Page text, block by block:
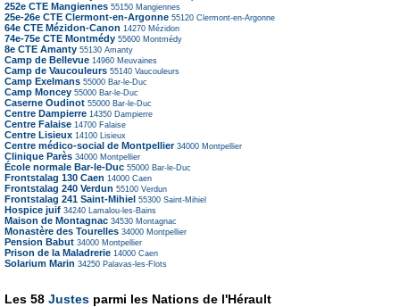
252e CTE Mangiennes 55150 Mangiennes
25e-26e CTE Clermont-en-Argonne 55120 Clermont-en-Argonne
64e CTE Mézidon-Canon 14270 Mézidon
74e-75e CTE Montmédy 55600 Montmédy
8e CTE Amanty 55130 Amanty
Camp de Bellevue 14960 Meuvaines
Camp de Vaucouleurs 55140 Vaucouleurs
Camp Exelmans 55000 Bar-le-Duc
Camp Moncey 55000 Bar-le-Duc
Caserne Oudinot 55000 Bar-le-Duc
Centre Dampierre 14350 Dampierre
Centre Falaise 14700 Falaise
Centre Lisieux 14100 Lisieux
Centre médico-social de Montpellier 34000 Montpellier
Clinique Parès 34000 Montpellier
École normale Bar-le-Duc 55000 Bar-le-Duc
Frontstalag 130 Caen 14000 Caen
Frontstalag 240 Verdun 55100 Verdun
Frontstalag 241 Saint-Mihiel 55300 Saint-Mihiel
Hospice juif 34240 Lamalou-les-Bains
Maison de Montagnac 34530 Montagnac
Monastère des Tourelles 34000 Montpellier
Pension Babut 34000 Montpellier
Prison de la Maladrerie 14000 Caen
Solarium Marin 34250 Palavas-les-Flots
Les 58 Justes parmi les Nations de l'Hérault